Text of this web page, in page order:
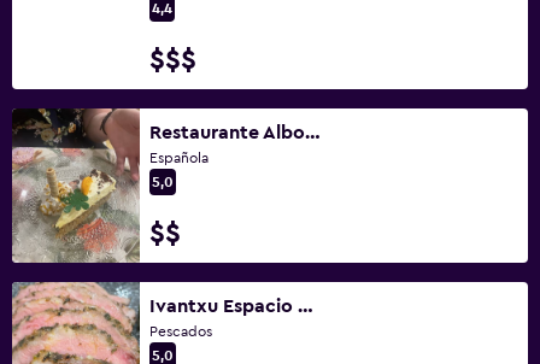
4,4
$$$
Restaurante Alboroque - Sevilla
Española
5,0
$$
Ivantxu Espacio Bistronomico
Pescados
5,0